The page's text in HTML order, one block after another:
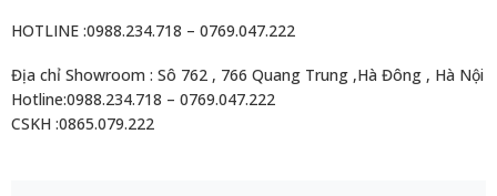
HOTLINE :0988.234.718 – 0769.047.222
Địa chỉ Showroom : Sô 762 , 766 Quang Trung ,Hà Đông , Hà Nội
Hotline:0988.234.718 – 0769.047.222
CSKH :0865.079.222